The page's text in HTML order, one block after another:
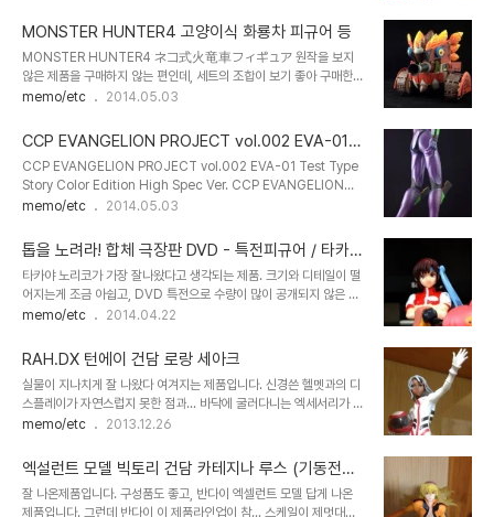
MONSTER HUNTER4 고양이식 화룡차 피규어 등
MONSTER HUNTER4 ネコ式火竜車フィギュア 원작을 보지
않은 제품을 구매하지 않는 편인데, 세트의 조합이 보기 좋아 구매한
제품입니다. 몬스터 헌터4 게임에 등장하는 캐릭터인 것 같네요. 제품
니다. 화룡차와 고양이 피규어 2개가 세트, 그외에는 카드 스탠드 피규
어들 입니다. 가장 안타까운 점은, 전 세트를 구매하지 못했다는 점이
네요. 피규어등의 완제품은 잘 구매하지 않는 편인데, 간만에 마음에
드는 것을 발견한 것 같습니다.
memo/etc 2014.05.03
CCP EVANGELION PROJECT vol.002 EVA-01
Test Type Story Color Edition High Spec Ver.
CCP EVANGELION PROJECT vol.002 EVA-01 Test Type
Story Color Edition High Spec Ver. CCP EVANGELION
PROJECT vol.002 에반게리온 초호기 극중칼라판 하이스펙 Ver
에 약간의 틈이 있어 개수라 말할 수준도 아닌 간단 작업하였습니다.
에반게리온 2.0 프로포션을 기초로 제작되었고, 개인적으로 초호기
스테츄중에서 가장 완벽하다 생각합니다.크기는 대략 베이스포함
35~36cm 정도로 존재감도 상당하고요. 기믹- 엔트리플러그 매입
위치에 수은전지가 들어가고, 푸쉬 방식의 스위치로 눈에 불이 들어옵
기..
memo/etc 2014.05.03
톱을 노려라! 합체 극장판 DVD - 특전피규어 / 타카야
노리코 & 노노
타카야 노리코가 가장 잘나왔다고 생각되는 제품. 크기와 디테일이 떨
어지는게 조금 아쉽고, DVD 특전으로 수량이 많이 공개되지 않은 것
이 아쉬운 제품입니다. 또한 합체극장판이라는 이유로 들어간 노노가
의미는 있지만, 웬지 노노가 타카야 노리코를 가리고 있는 것 같은 느
낌이에요. 물론 분리는 되지만, 분리된 후에 뭔가 어정쩡한 구도는...
개인적으로 타카야 노리코 피규어의 순위를 매긴다면, 1위가 이 제품
이고, 2위가 고토부키야 1/6 타카야 노리코 3위가 고토부키야 원코인
톱을노려라1편 시리즈 4위가 카이요도 타카야 노리코라고 봅니다.
memo/etc 2014.04.22
RAH.DX 턴에이 건담 로랑 세아크
실물이 지나치게 잘 나왔다 여겨지는 제품입니다. 신경쓴 헬멧과의 디
스플레이가 자연스럽지 못한 점과... 바닥에 굴러다니는 엑세서리가 존
뜬금없지만, 잘 나온제품입니다. 군제 1번 유광화이트를 잔뜬 부린듯
공 피부톤과 선명한 대조를 이룹니다. 그만큼 강렬한 느낌이 있고, 전
체적인 조형성에서도 최근 출시되는 원피스스러운 화려함은 없지만
단조로우나 섬세한 매력이 있습니다.
memo/etc 2013.12.26
엑설런트 모델 빅토리 건담 카테지나 루스 (기동전사
건담 V)
잘 나온제품입니다. 구성품도 좋고, 반다이 엑셀런트 모델 답게 나온
제품입니다. 그런데 반다이 이 제품라인업이 참... 스케일이 제멋대로